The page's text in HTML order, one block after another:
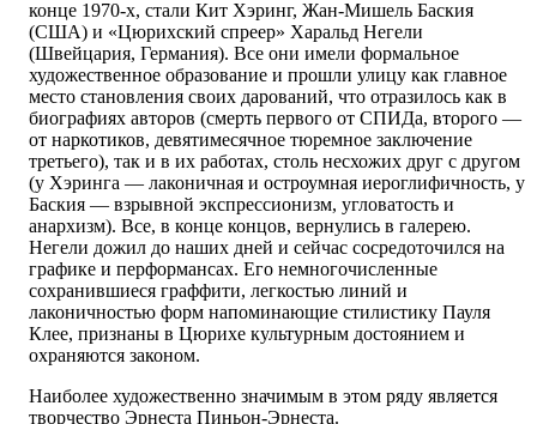
конце 1970-х, стали Кит Хэринг, Жан-Мишель Баския
(США) и «Цюрихский спреер» Харальд Негели
(Швейцария, Германия). Все они имели формальное
художественное образование и прошли улицу как главное
место становления своих дарований, что отразилось как в
биографиях авторов (смерть первого от СПИДа, второго —
от наркотиков, девятимесячное тюремное заключение
третьего), так и в их работах, столь несхожих друг с другом
(у Хэринга — лаконичная и остроумная иероглифичность, у
Баския — взрывной экспрессионизм, угловатость и
анархизм). Все, в конце концов, вернулись в галерею.
Негели дожил до наших дней и сейчас сосредоточился на
графике и перформансах. Его немногочисленные
сохранившиеся граффити, легкостью линий и
лаконичностью форм напоминающие стилистику Пауля
Клее, признаны в Цюрихе культурным достоянием и
охраняются законом.
Наиболее художественно значимым в этом ряду является
творчество Эрнеста Пиньон-Эрнеста.